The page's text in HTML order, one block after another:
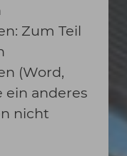
Zum Teil
(Word,
ein anderes
nicht